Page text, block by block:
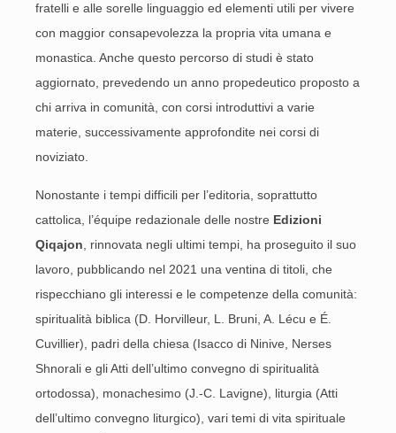
fratelli e alle sorelle linguaggio ed elementi utili per vivere
con maggior consapevolezza la propria vita umana e
monastica. Anche questo percorso di studi è stato
aggiornato, prevedendo un anno propedeutico proposto a
chi arriva in comunità, con corsi introduttivi a varie
materie, successivamente approfondite nei corsi di
noviziato.
Nonostante i tempi difficili per l’editoria, soprattutto
cattolica, l’équipe redazionale delle nostre Edizioni
Qiqajon , rinnovata negli ultimi tempi, ha proseguito il suo
lavoro, pubblicando nel 2021 una ventina di titoli, che
rispecchiano gli interessi e le competenze della comunità:
spiritualità biblica (D. Horvilleur, L. Bruni, A. Lécu e É.
Cuvillier), padri della chiesa (Isacco di Ninive, Nerses
Shnorali e gli Atti dell’ultimo convegno di spiritualità
ortodossa), monachesimo (J.-C. Lavigne), liturgia (Atti
dell’ultimo convegno liturgico), vari temi di vita spirituale